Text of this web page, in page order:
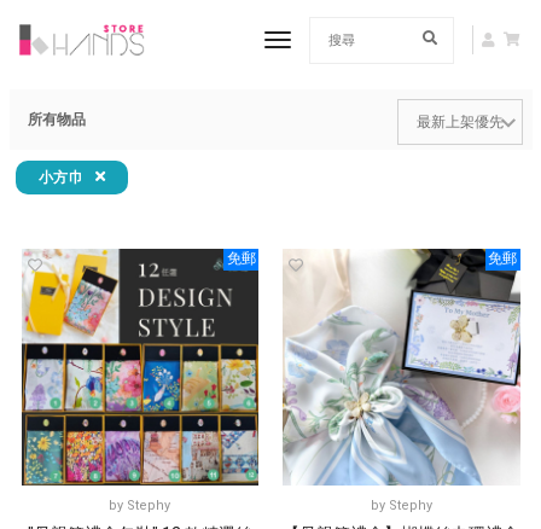
toggle navigation
所有物品
小方巾
免郵
by Stephy
免郵
by Stephy